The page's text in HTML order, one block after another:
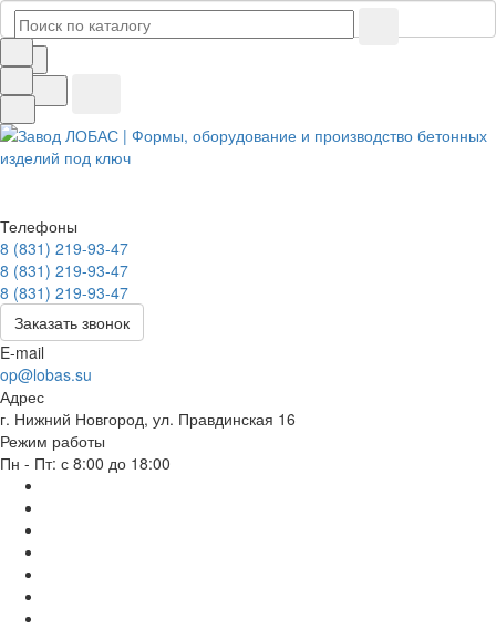
Телефоны
8 (831) 219-93-47
8 (831) 219-93-47
8 (831) 219-93-47
Заказать звонок
E-mail
op@lobas.su
Адрес
г. Нижний Новгород, ул. Правдинская 16
Режим работы
Пн - Пт: с 8:00 до 18:00